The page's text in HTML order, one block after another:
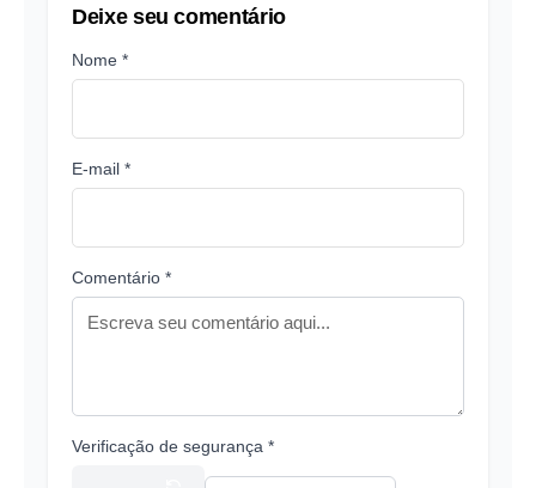
Deixe seu comentário
Nome *
E-mail *
Comentário *
Verificação de segurança *